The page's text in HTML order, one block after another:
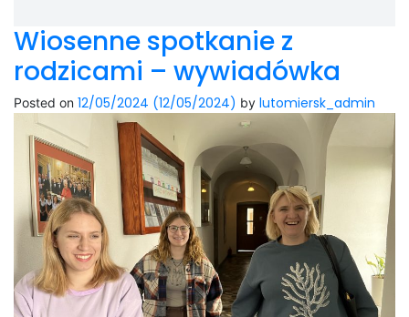
Wiosenne spotkanie z
rodzicami – wywiadówka
Posted on 12/05/2024 (12/05/2024) by lutomiersk_admin